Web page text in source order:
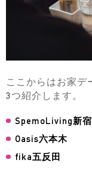
ここからはお家デ
3つ紹介します。
SpemoLiving新宿
Oasis六本木
fika五反田